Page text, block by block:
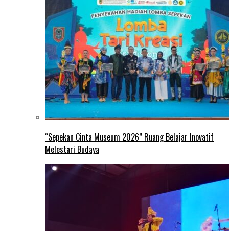
“Sepekan Cinta Museum 2026” Ruang Belajar Inovatif
Melestari Budaya